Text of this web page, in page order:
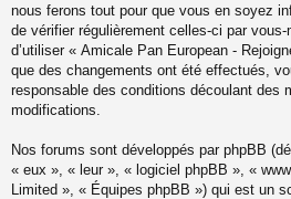
nous ferons tout pour que vous en soyez
de vérifier régulièrement celles-ci par
d’utiliser « Amicale Pan European -
que des changements ont été effectués,
responsable des conditions découlant des
modifications.
Nos forums sont développés par phpBB
« eux », « leur », « logiciel phpBB », «
Limited », « Équipes phpBB ») qui est un